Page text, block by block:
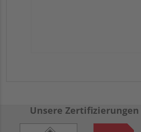
Unsere